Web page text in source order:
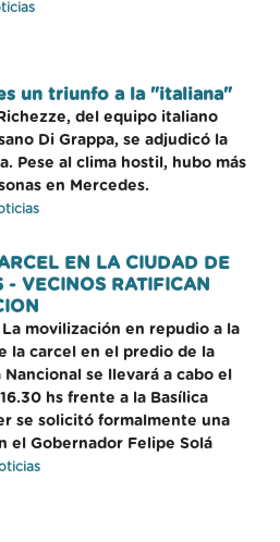
un triunfo a la "italiana"
del equipo italiano
Di Grappa, se adjudicó la
Pese al clima hostil, hubo más
en Mercedes.
EN LA CIUDAD DE
- VECINOS RATIFICAN
La movilización en repudio a la
la carcel en el predio de la
Nancional se llevará a cabo el
hs frente a la Basílica
se solicitó formalmente una
el Gobernador Felipe Solá